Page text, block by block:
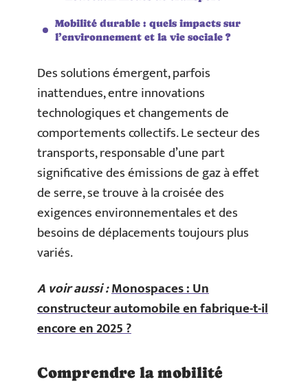
Mobilité durable : quels impacts sur
l’environnement et la vie sociale ?
Des solutions émergent, parfois
inattendues, entre innovations
technologiques et changements de
comportements collectifs. Le secteur des
transports, responsable d’une part
significative des émissions de gaz à effet
de serre, se trouve à la croisée des
exigences environnementales et des
besoins de déplacements toujours plus
variés.
A voir aussi :Monospaces : Un
constructeur automobile en fabrique-t-il
encore en 2025 ?
Comprendre la mobilité